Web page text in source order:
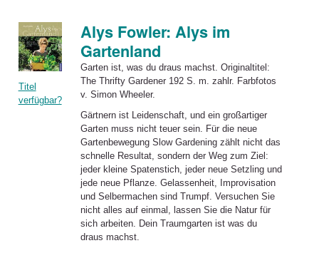
Titel
verfügbar?
Alys Fowler: Alys im
Gartenland
Gartenist, was du draus machst. Originaltitel:
The Thrifty Gardener 192 S. m. zahlr. Farbfotos
v. Simon Wheeler.
Gärtnern ist Leidenschaft, und ein großartiger
Gartenmuss nicht teuer sein. Für die neue
Gartenbewegung Slow Gardening zählt nicht das
schnelle Resultat, sondern der Weg zum Ziel:
jeder kleine Spatenstich, jeder neue Setzling und
jede neue Pflanze. Gelassenheit, Improvisation
und Selbermachen sind Trumpf. Versuchen Sie
nicht alles auf einmal, lassen Sie die Natur für
sich arbeiten. Dein Traumgarten ist was du
draus machst.